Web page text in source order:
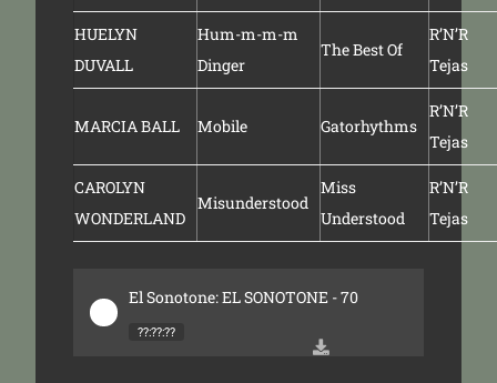
HUELYN
DUVALL
Hum-m-m-m
Dinger
The Best Of
R’N’R
Tejas
MARCIA BALL Mobile Gatorhythms
R’N’R
Tejas
CAROLYN
WONDERLAND
Misunderstood
Miss
Understood
R’N’R
Tejas
El Sonotone: EL SONOTONE - 70
??:??:??